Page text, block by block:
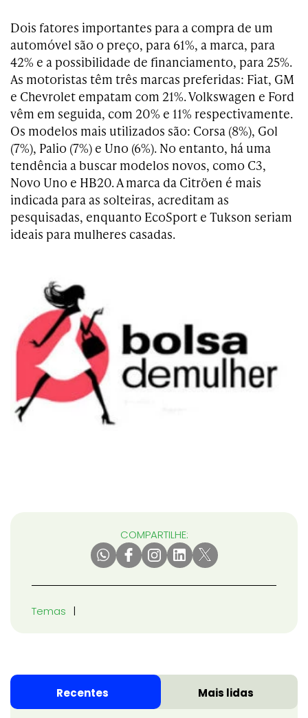
Dois fatores importantes para a compra de um
automóvel são o preço, para 61%, a marca, para
42% e a possibilidade de financiamento, para 25%.
As motoristas têm três marcas preferidas: Fiat, GM
e Chevrolet empatam com 21%. Volkswagen e Ford
vêm em seguida, com 20% e 11% respectivamente.
Os modelos mais utilizados são: Corsa (8%), Gol
(7%), Palio (7%) e Uno (6%). No entanto, há uma
tendência a buscar modelos novos, como C3,
Novo Uno e HB20. A marca da Citröen é mais
indicada para as solteiras, acreditam as
pesquisadas, enquanto EcoSport e Tukson seriam
ideais para mulheres casadas.
COMPARTILHE:
Temas
Recentes Mais lidas